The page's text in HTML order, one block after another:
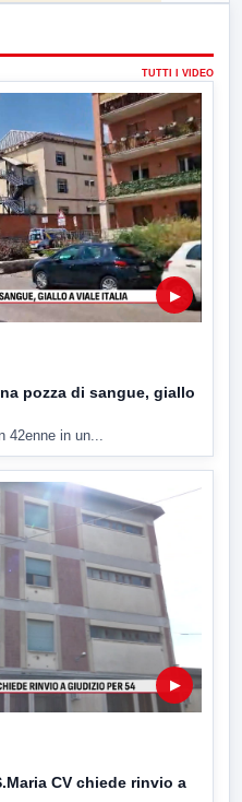
TUTTI I VIDEO
▶
pozza di sangue, giallo
42enne in un...
▶
CV chiede rinvio a